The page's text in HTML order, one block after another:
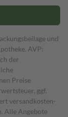
und
AVP:
der
Preise
ggf.
versand­kosten­
Alle Angebote